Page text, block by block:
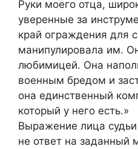
Руки моего отца,
уверенные за
край ограждения для
манипулировала им.
любимицей. Она
военным бредом и
она единственный
который у него есть.»
Выражение лица
не ответ на заданный